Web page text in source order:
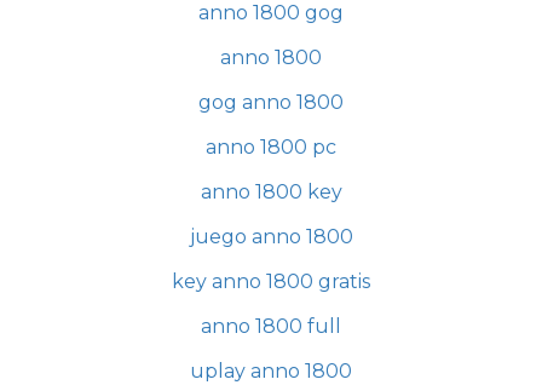
anno 1800 gog
anno 1800
gog anno 1800
anno 1800 pc
anno 1800 key
juego anno 1800
key anno 1800 gratis
anno 1800 full
uplay anno 1800